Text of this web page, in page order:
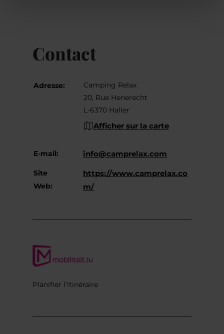
Contact
Adresse:
Camping Relax
20, Rue Henerecht
L-6370 Haller
Afficher sur la carte
E-mail: info@camprelax.com
Site
Web:
https://www.camprelax.co
m/
Planifier l’itinéraire